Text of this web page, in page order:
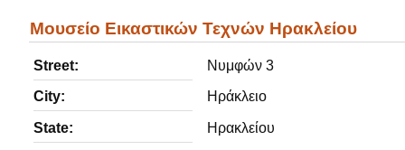
Μουσείο Εικαστικών Τεχνών Ηρακλείου
Street: Νυμφών 3
City: Ηράκλειο
State: Ηρακλείου